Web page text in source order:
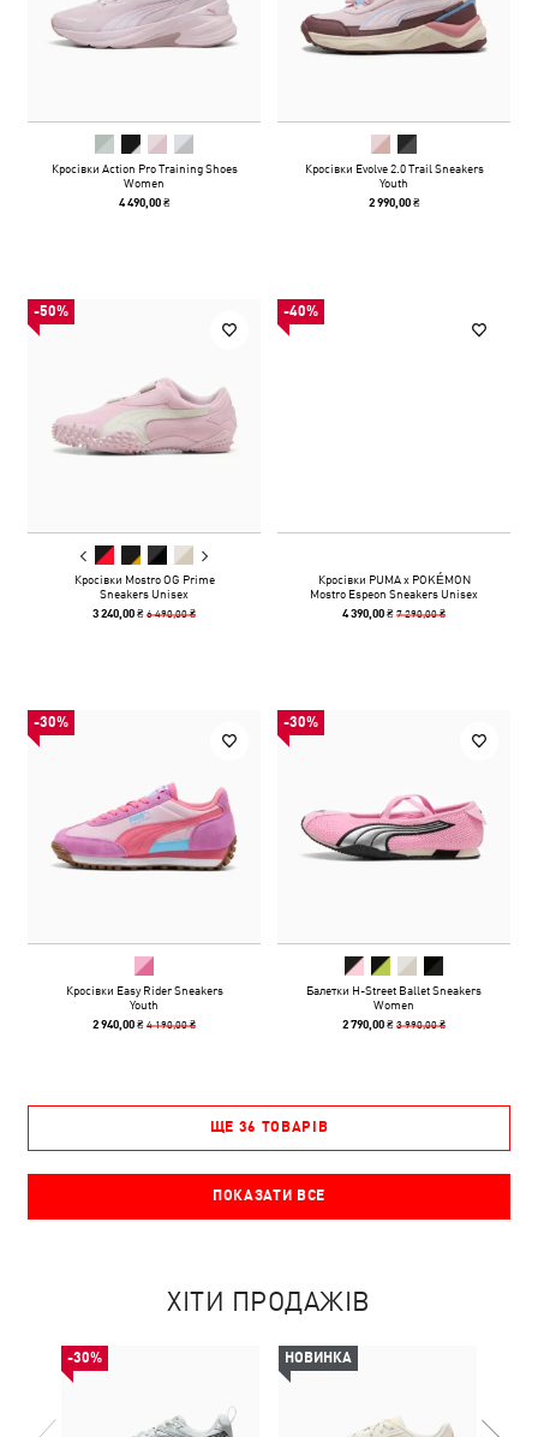
Кросівки Action Pro Training Shoes
Women
4 490,00 ₴
Кросівки Evolve 2.0 Trail Sneakers
Youth
2 990,00 ₴
-50%
Кросівки Mostro OG Prime
Sneakers Unisex
3 240,00 ₴6 490,00 ₴
-40%
Кросівки PUMA x POKÉMON
Mostro Espeon Sneakers Unisex
4 390,00 ₴7 290,00 ₴
-30%
Кросівки Easy Rider Sneakers
Youth
2 940,00 ₴4 190,00 ₴
-30%
Балетки H-Street Ballet Sneakers
Women
2 790,00 ₴3 990,00 ₴
ЩЕ 36 ТОВАРІВ
ПОКАЗАТИ ВСЕ
ХІТИ ПРОДАЖІВ
-30% НОВИНКА